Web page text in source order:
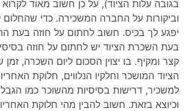
בגובה עלות הציוד), על כן חשוב מאוד
וביקורות על החברה המשכירה. כדי
יפגע לך בכיס. חשוב לחתום על חוזה בעת
בעת השכרת הציוד יש לחתום על חוזה בסיסי
קצר ומקיף. בו יצוין הסכום ליום השכרה, זמן
הציוד המושכר וחלקיו הנלווים, חלוקת
למשכיר, דרישות בסיסיות מהשוכר כמו
וכיוצא בזאת. חשוב להבין מהי חלוקת